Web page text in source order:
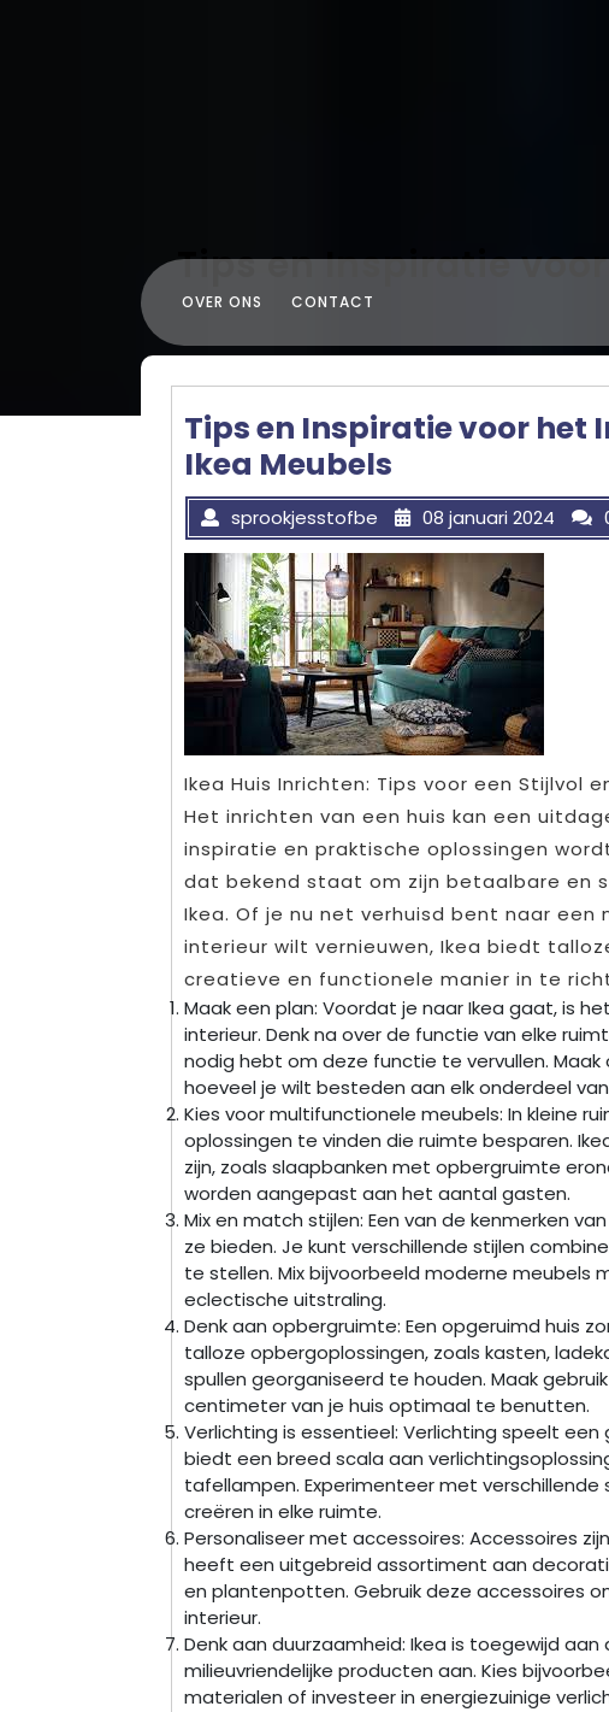
OVER ONS CONTACT
Tips en Inspiratie
Tips en Inspiratie voor het
Ikea Meubels
sprookjesstofbe 08 januari 2024
Ikea Huis Inrichten: Tips voor een Stijlvol
Het inrichten van een huis kan een
inspiratie en praktische oplossingen
dat bekend staat om zijn betaalbare en
Ikea. Of je nu net verhuisd bent naar een
interieur wilt vernieuwen, Ikea biedt
creatieve en functionele manier in te
Maak een plan: Voordat je naar Ikea gaat, is
interieur. Denk na over de functie van elke
nodig hebt om deze functie te vervullen.
hoeveel je wilt besteden aan elk onderdeel
Kies voor multifunctionele meubels: In kleine
oplossingen te vinden die ruimte besparen.
zijn, zoals slaapbanken met opbergruimte
worden aangepast aan het aantal gasten.
Mix en match stijlen: Een van de kenmerken
ze bieden. Je kunt verschillende stijlen
te stellen. Mix bijvoorbeeld moderne meubels
eclectische uitstraling.
Denk aan opbergruimte: Een opgeruimd huis
talloze opbergoplossingen, zoals kasten,
spullen georganiseerd te houden. Maak
centimeter van je huis optimaal te benutten.
Verlichting is essentieel: Verlichting speelt
biedt een breed scala aan
tafellampen. Experimenteer met
creëren in elke ruimte.
Personaliseer met accessoires: Accessoires
heeft een uitgebreid assortiment aan
en plantenpotten. Gebruik deze accessoires
interieur.
Denk aan duurzaamheid: Ikea is toegewijd
milieuvriendelijke producten aan. Kies
materialen of investeer in energiezuinige